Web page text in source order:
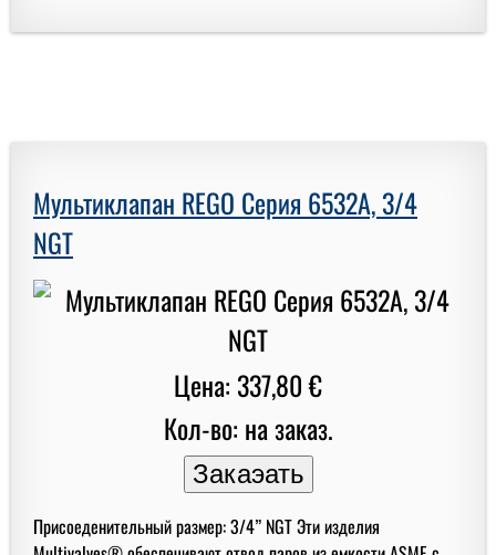
Мультиклапан REGO Серия 6532A, 3/4
NGT
Цена: 337,80 €
Кол-во: на заказ.
Присоеденительный размер: 3/4” NGT Эти изделия